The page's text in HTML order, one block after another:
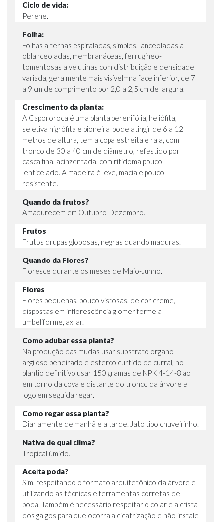
Ciclo de vida:
Perene.
Folha:
Folhas alternas espiraladas, simples, lanceoladas a
oblanceoladas, membranáceas, ferrugineo-
tomentosas a velutinas com distribuição e densidade
variada, geralmente mais visívelmna face inferior, de 7
a 9 cm de comprimento por 2,0 a 2,5 cm de largura.
Crescimento da planta:
A Capororoca é uma planta perenifólia, heliófita,
seletiva higrófita e pioneira, pode atingir de 6 a 12
metros de altura, tem a copa estreita e rala, com
tronco de 30 a 40 cm de diâmetro, refestido por
casca fina, acinzentada, com ritidoma pouco
lenticelado. A madeira é leve, macia e pouco
resistente.
Quando da frutos?
Amadurecem em Outubro-Dezembro.
Frutos
Frutos drupas globosas, negras quando maduras.
Quando da Flores?
Floresce durante os meses de Maio-Junho.
Flores
Flores pequenas, pouco vistosas, de cor creme,
dispostas em inflorescência glomeriforme a
umbeliforme, axilar.
Como adubar essa planta?
Na produção das mudas usar substrato organo-
argiloso peneirado e esterco curtido de curral, no
plantio definitivo usar 150 gramas de NPK 4-14-8 ao
em torno da cova e distante do tronco da árvore e
logo em seguida regar.
Como regar essa planta?
Diariamente de manhã e a tarde. Jato tipo chuveirinho.
Nativa de qual clima?
Tropical úmido.
Aceita poda?
Sim, respeitando o formato arquitetônico da árvore e
utilizando as técnicas e ferramentas corretas de
poda. Também é necessário respeitar o colar e a crista
dos galgos para que ocorra a cicatrização e não instale